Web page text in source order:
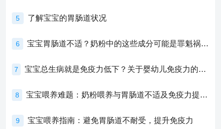
5 了解宝宝的胃肠道状况
6 宝宝胃肠道不适？奶粉中的这些成分可能是罪魁祸首！
7 宝宝总生病就是免疫力低下？关于婴幼儿免疫力的真相，家长必须了解！
8 宝宝喂养难题：奶粉喂养与胃肠道不适及免疫力提升的奥秘
9 宝宝喂养指南：避免胃肠道不耐受，提升免疫力